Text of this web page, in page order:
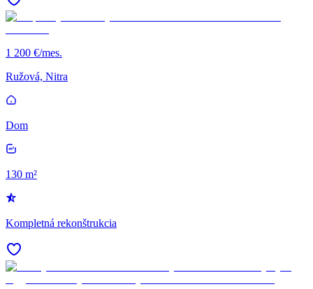
1 200 €/mes.
Ružová, Nitra
Dom
130 m²
Kompletná rekonštrukcia